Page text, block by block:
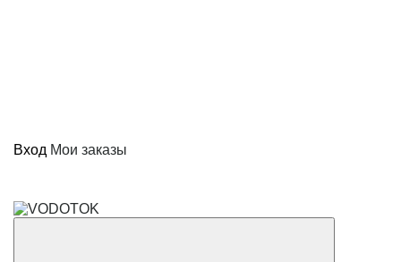
Вход Мои заказы